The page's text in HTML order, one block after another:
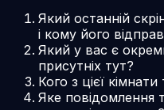
Який останній
і кому його
Який у вас є
присутніх тут?
Кого з цієї
Яке повідомлення